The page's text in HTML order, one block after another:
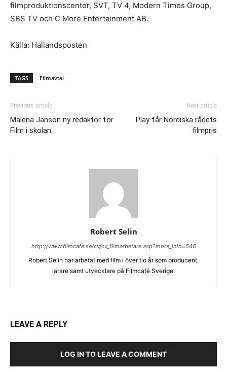
filmproduktionscenter, SVT, TV 4, Modern Times Group,
SBS TV och C More Entertainment AB.
Källa: Hallandsposten
TAGS Filmavtal
Previous article
Malena Janson ny redaktör för
Film i skolan
Next article
Play får Nordiska rådets
filmpris
Robert Selin
http://www.filmcafe.se/cv/cv_filmarbetare.asp?more_info=546
Robert Selin har arbetat med film i över tio år som producent,
lärare samt utvecklare på Filmcafé Sverige.
LEAVE A REPLY
LOG IN TO LEAVE A COMMENT